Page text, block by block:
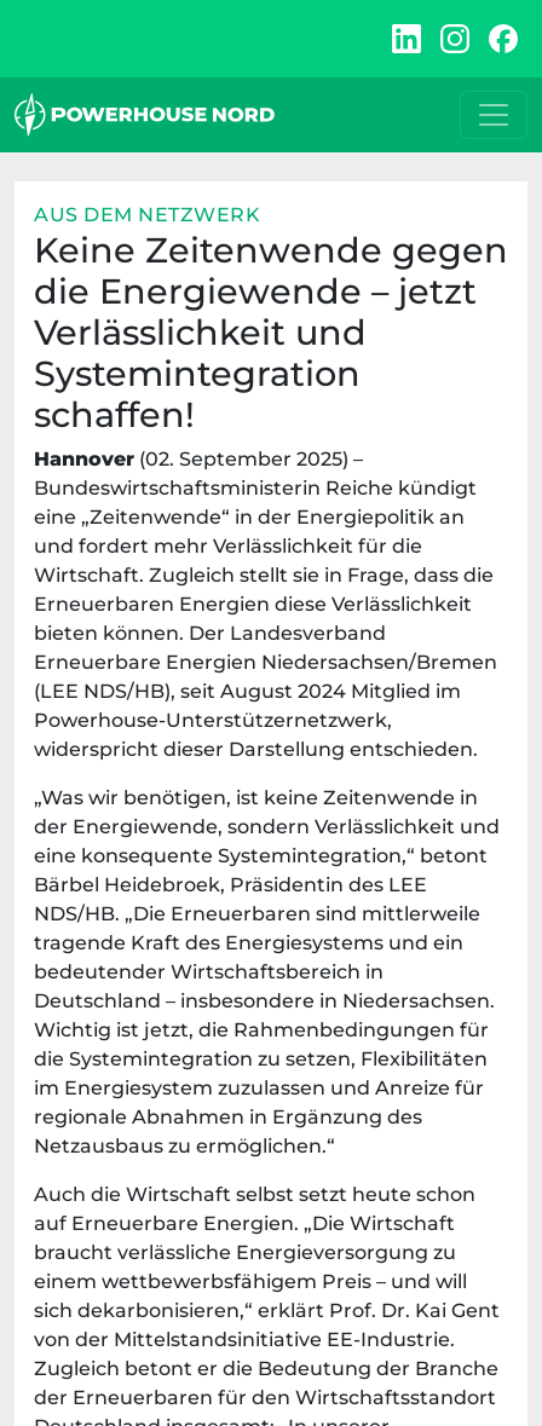
AUS DEM NETZWERK
Keine Zeitenwende gegen
die Energiewende – jetzt
Verlässlichkeit und
Systemintegration
schaffen!
Hannover (02. September 2025) –
Bundeswirtschaftsministerin Reiche kündigt
eine „Zeitenwende“ in der Energiepolitik an
und fordert mehr Verlässlichkeit für die
Wirtschaft. Zugleich stellt sie in Frage, dass die
Erneuerbaren Energien diese Verlässlichkeit
bieten können. Der Landesverband
Erneuerbare Energien Niedersachsen/Bremen
(LEE NDS/HB), seit August 2024 Mitglied im
Powerhouse-Unterstützernetzwerk,
widerspricht dieser Darstellung entschieden.
„Was wir benötigen, ist keine Zeitenwende in
der Energiewende, sondern Verlässlichkeit und
eine konsequente Systemintegration,“ betont
Bärbel Heidebroek, Präsidentin des LEE
NDS/HB. „Die Erneuerbaren sind mittlerweile
tragende Kraft des Energiesystems und ein
bedeutender Wirtschaftsbereich in
Deutschland – insbesondere in Niedersachsen.
Wichtig ist jetzt, die Rahmenbedingungen für
die Systemintegration zu setzen, Flexibilitäten
im Energiesystem zuzulassen und Anreize für
regionale Abnahmen in Ergänzung des
Netzausbaus zu ermöglichen.“
Auch die Wirtschaft selbst setzt heute schon
auf Erneuerbare Energien. „Die Wirtschaft
braucht verlässliche Energieversorgung zu
einem wettbewerbsfähigem Preis – und will
sich dekarbonisieren,“ erklärt Prof. Dr. Kai Gent
von der Mittelstandsinitiative EE-Industrie.
Zugleich betont er die Bedeutung der Branche
der Erneuerbaren für den Wirtschaftsstandort